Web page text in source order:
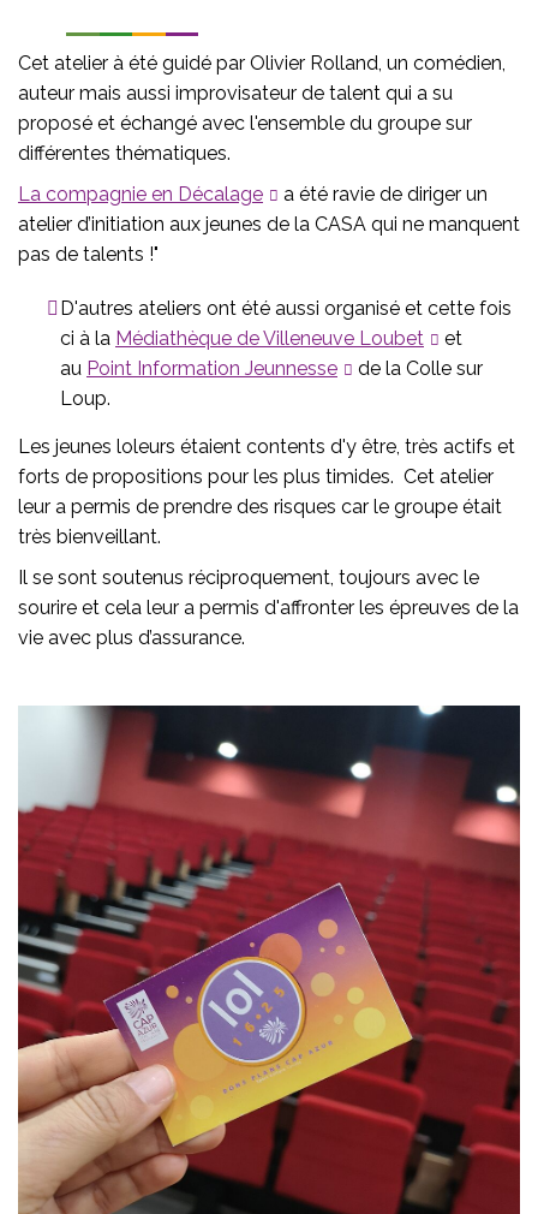
Cet atelier à été guidé par Olivier Rolland, un comédien,
auteur mais aussi improvisateur de talent qui a su
proposé et échangé avec l'ensemble du groupe sur
différentes thématiques.
La compagnie en Décalage
a été ravie de diriger un
atelier d’initiation aux jeunes de la CASA qui ne manquent
pas de talents !"
D'autres ateliers ont été aussi organisé et cette fois
ci à la Médiathèque de Villeneuve Loubet
et
au Point Information Jeunnesse
de la Colle sur
Loup.
Les jeunes loleurs étaient contents d'y être, très actifs et
forts de propositions pour les plus timides. Cet atelier
leur a permis de prendre des risques car le groupe était
très bienveillant.
Il se sont soutenus réciproquement, toujours avec le
sourire et cela leur a permis d'affronter les épreuves de la
vie avec plus d’assurance.